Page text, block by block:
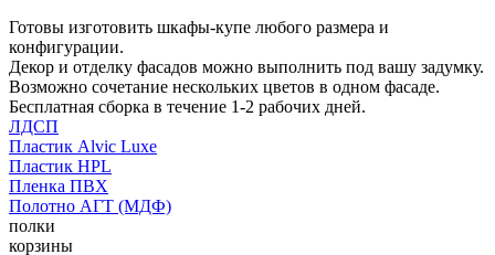
Готовы изготовить шкафы-купе любого размера и
конфигурации.
Декор и отделку фасадов можно выполнить под вашу задумку.
Возможно сочетание нескольких цветов в одном фасаде.
Бесплатная сборка в течение 1-2 рабочих дней.
ЛДСП
Пластик Alvic Luxe
Пластик HPL
Пленка ПВХ
Полотно АГТ (МДФ)
полки
корзины